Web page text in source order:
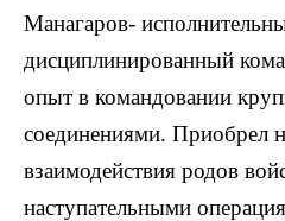
Манагаров-
дисциплинированный
опыт в командовании
соединениями. Приобрел
взаимодействия родов
наступательными